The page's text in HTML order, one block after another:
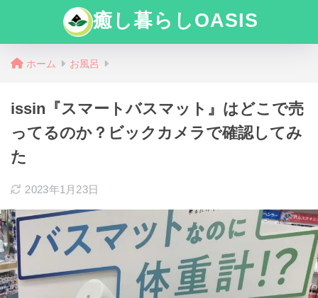
癒し暮らしOASIS
ホーム お風呂
issin『スマートバスマット』はどこで売
ってるのか？ビックカメラで確認してみ
た
2023年1月23日